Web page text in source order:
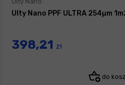
Ulty Nano PPF ULTRA 254µm
398,21 zł
do